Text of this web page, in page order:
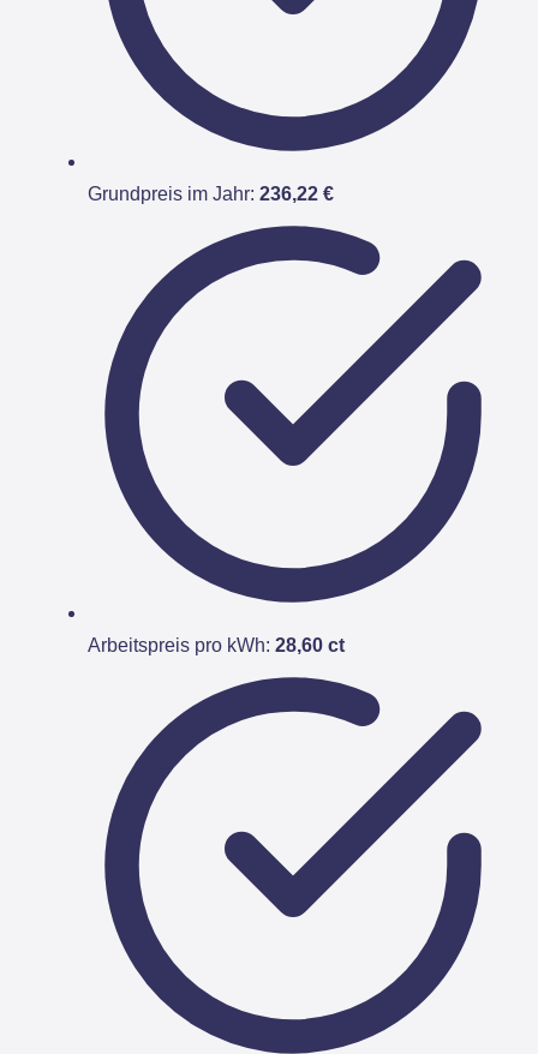
Grundpreis im Jahr: 236,22 €
Arbeitspreis pro kWh: 28,60 ct